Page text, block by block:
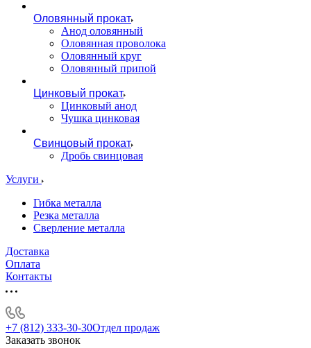
Оловянный прокат
Анод оловянный
Оловянная проволока
Оловянный круг
Оловянный припой
Цинковый прокат
Цинковый анод
Чушка цинковая
Свинцовый прокат
Дробь свинцовая
Услуги
Гибка металла
Резка металла
Сверление металла
Доставка
Оплата
Контакты
+7 (812) 333-30-30Отдел продаж
Заказать звонок